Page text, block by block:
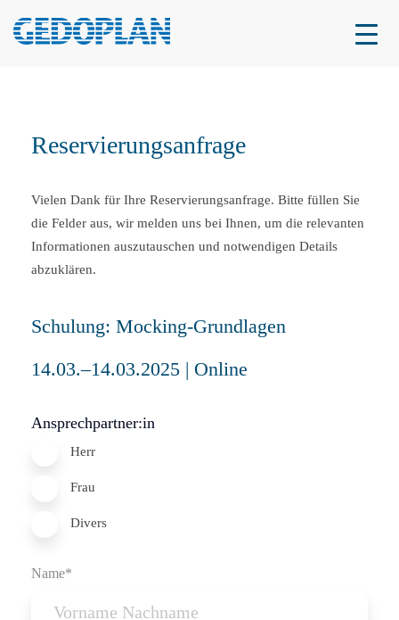
Reservierungsanfrage
Vielen Dank für Ihre Reservierungsanfrage. Bitte füllen Sie
die Felder aus, wir melden uns bei Ihnen, um die relevanten
Informationen auszutauschen und notwendigen Details
abzuklären.
Ansprechpartner:in
Herr
Frau
Divers
Name*